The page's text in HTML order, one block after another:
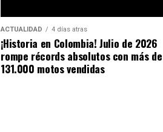
ACTUALIDAD 4 días atras
¡Historia en Colombia! Julio de 2026
rompe récords absolutos con más de
131.000 motos vendidas